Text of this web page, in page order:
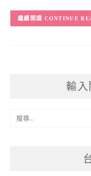
CONTINUE
輸
搜